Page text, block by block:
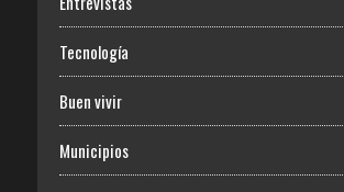
Tecnología
Buen vivir
Municipios